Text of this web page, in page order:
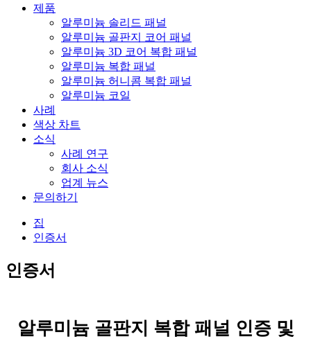
제품
알루미늄 솔리드 패널
알루미늄 골판지 코어 패널
알루미늄 3D 코어 복합 패널
알루미늄 복합 패널
알루미늄 허니콤 복합 패널
알루미늄 코일
사례
색상 차트
소식
사례 연구
회사 소식
업계 뉴스
문의하기
집
인증서
인증서
알루미늄 골판지 복합 패널 인증 및